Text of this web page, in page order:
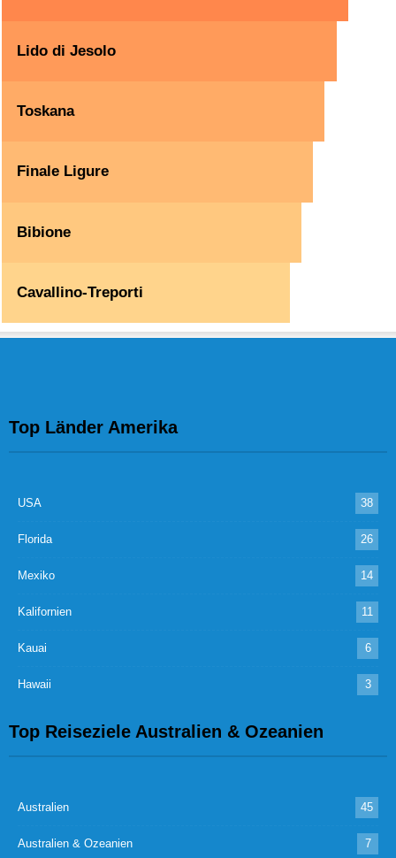
Lido di Jesolo
Toskana
Finale Ligure
Bibione
Cavallino-Treporti
Top Länder Amerika
USA 38
Florida 26
Mexiko 14
Kalifornien 11
Kauai 6
Hawaii 3
Top Reiseziele Australien & Ozeanien
Australien 45
Australien & Ozeanien 7